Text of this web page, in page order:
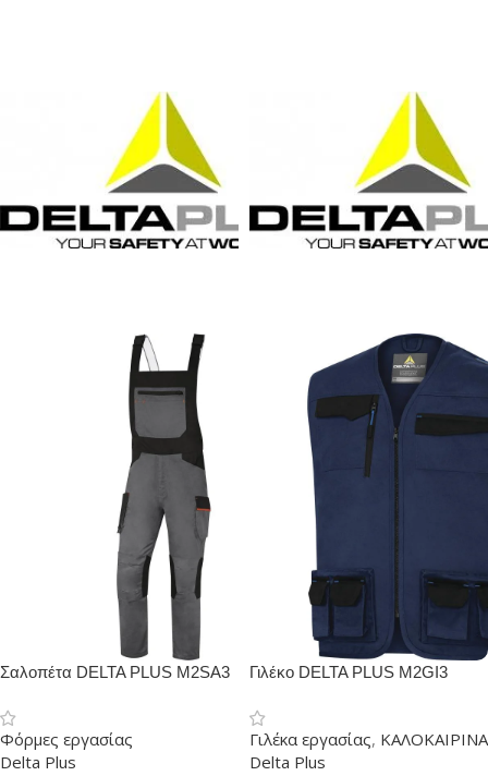
Σαλοπέτα DELTA PLUS M2SA3
Φόρμες εργασίας
Delta Plus
Γιλέκo DELTA PLUS M2GI3
Γιλέκα εργασίας, ΚΑΛΟΚΑΙΡΙΝΑ
Delta Plus